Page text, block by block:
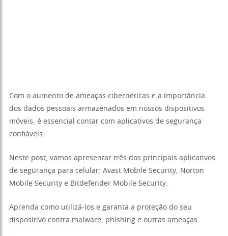
Com o aumento de ameaças cibernéticas e a importância
dos dados pessoais armazenados em nossos dispositivos
móveis, é essencial contar com aplicativos de segurança
confiáveis.
Neste post, vamos apresentar três dos principais aplicativos
de segurança para celular: Avast Mobile Security, Norton
Mobile Security e Bitdefender Mobile Security.
Aprenda como utilizá-los e garanta a proteção do seu
dispositivo contra malware, phishing e outras ameaças.